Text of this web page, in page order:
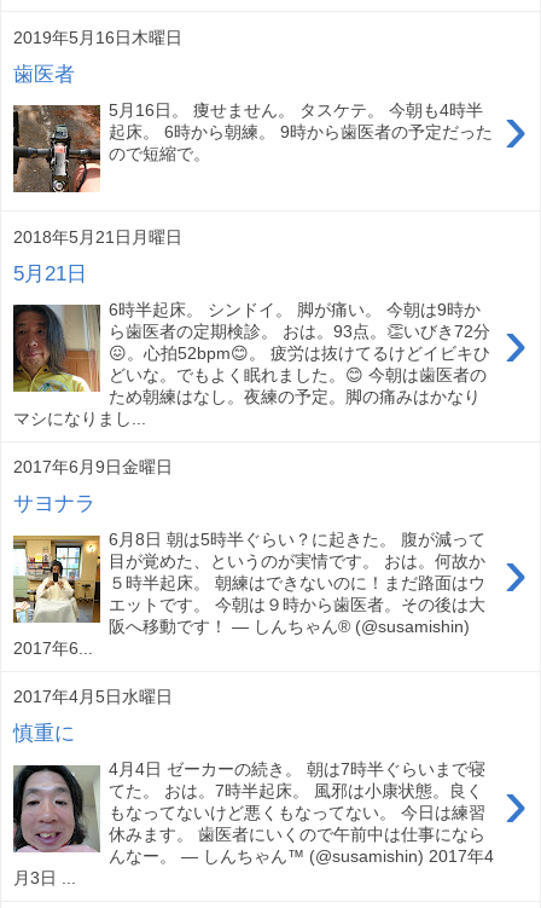
2019年5月16日木曜日
歯医者
›
5月16日。 痩せません。 タスケテ。 今朝も4時半
起床。 6時から朝練。 9時から歯医者の予定だった
ので短縮で。
2018年5月21日月曜日
5月21日
›
6時半起床。 シンドイ。 脚が痛い。 今朝は9時か
ら歯医者の定期検診。 おは。93点。👏いびき72分
😖。心拍52bpm😊。 疲労は抜けてるけどイビキひ
どいな。でもよく眠れました。😊 今朝は歯医者の
ため朝練はなし。夜練の予定。脚の痛みはかなり
マシになりまし...
2017年6月9日金曜日
サヨナラ
›
6月8日 朝は5時半ぐらい？に起きた。 腹が減って
目が覚めた、というのが実情です。 おは。何故か
５時半起床。 朝練はできないのに！まだ路面はウ
エットです。 今朝は９時から歯医者。その後は大
阪へ移動です！ — しんちゃん® (@susamishin)
2017年6...
2017年4月5日水曜日
慎重に
›
4月4日 ゼーカーの続き。 朝は7時半ぐらいまで寝
てた。 おは。7時半起床。 風邪は小康状態。良く
もなってないけど悪くもなってない。 今日は練習
休みます。 歯医者にいくので午前中は仕事になら
んなー。 — しんちゃん™ (@susamishin) 2017年4
月3日 ...